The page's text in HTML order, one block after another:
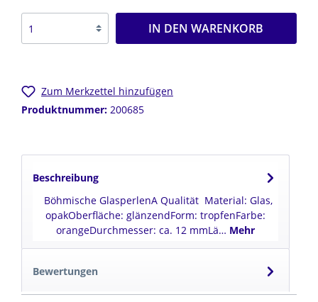
IN DEN WARENKORB
Zum Merkzettel hinzufügen
Produktnummer: 200685
Beschreibung
Böhmische GlasperlenA Qualität Material: Glas,
opakOberfläche: glänzendForm: tropfenFarbe:
orangeDurchmesser: ca. 12 mmLä… Mehr
Bewertungen